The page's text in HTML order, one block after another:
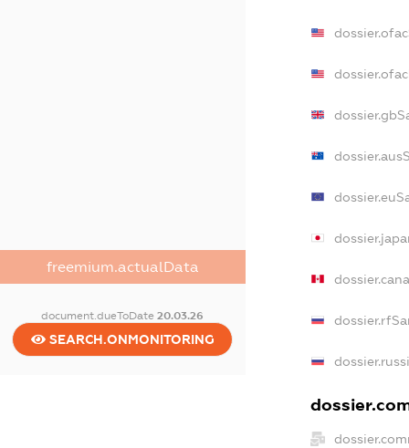
freemium.actualData
document.dueToDate20.03.26
SEARCH.ONMONITORING